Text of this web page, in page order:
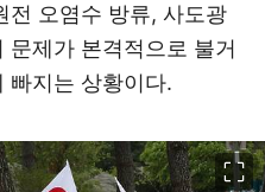
전 오염수 방류, 사도광
제가 본격적으로 불거
빠지는 상황이다.